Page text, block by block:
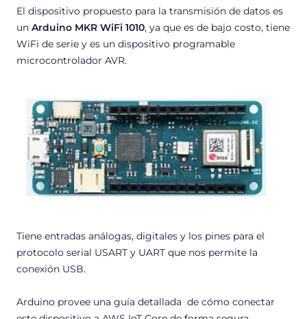
El dispositivo propuesto para la transmisión de datos es
un Arduino MKR WiFi 1010, ya que es de bajo costo, tiene
WiFi de serie y es un dispositivo programable
microcontrolador AVR.
Tiene entradas análogas, digitales y los pines para el
protocolo serial USART y UART que nos permite la
conexión USB.
Arduino provee una guía detallada de cómo conectar